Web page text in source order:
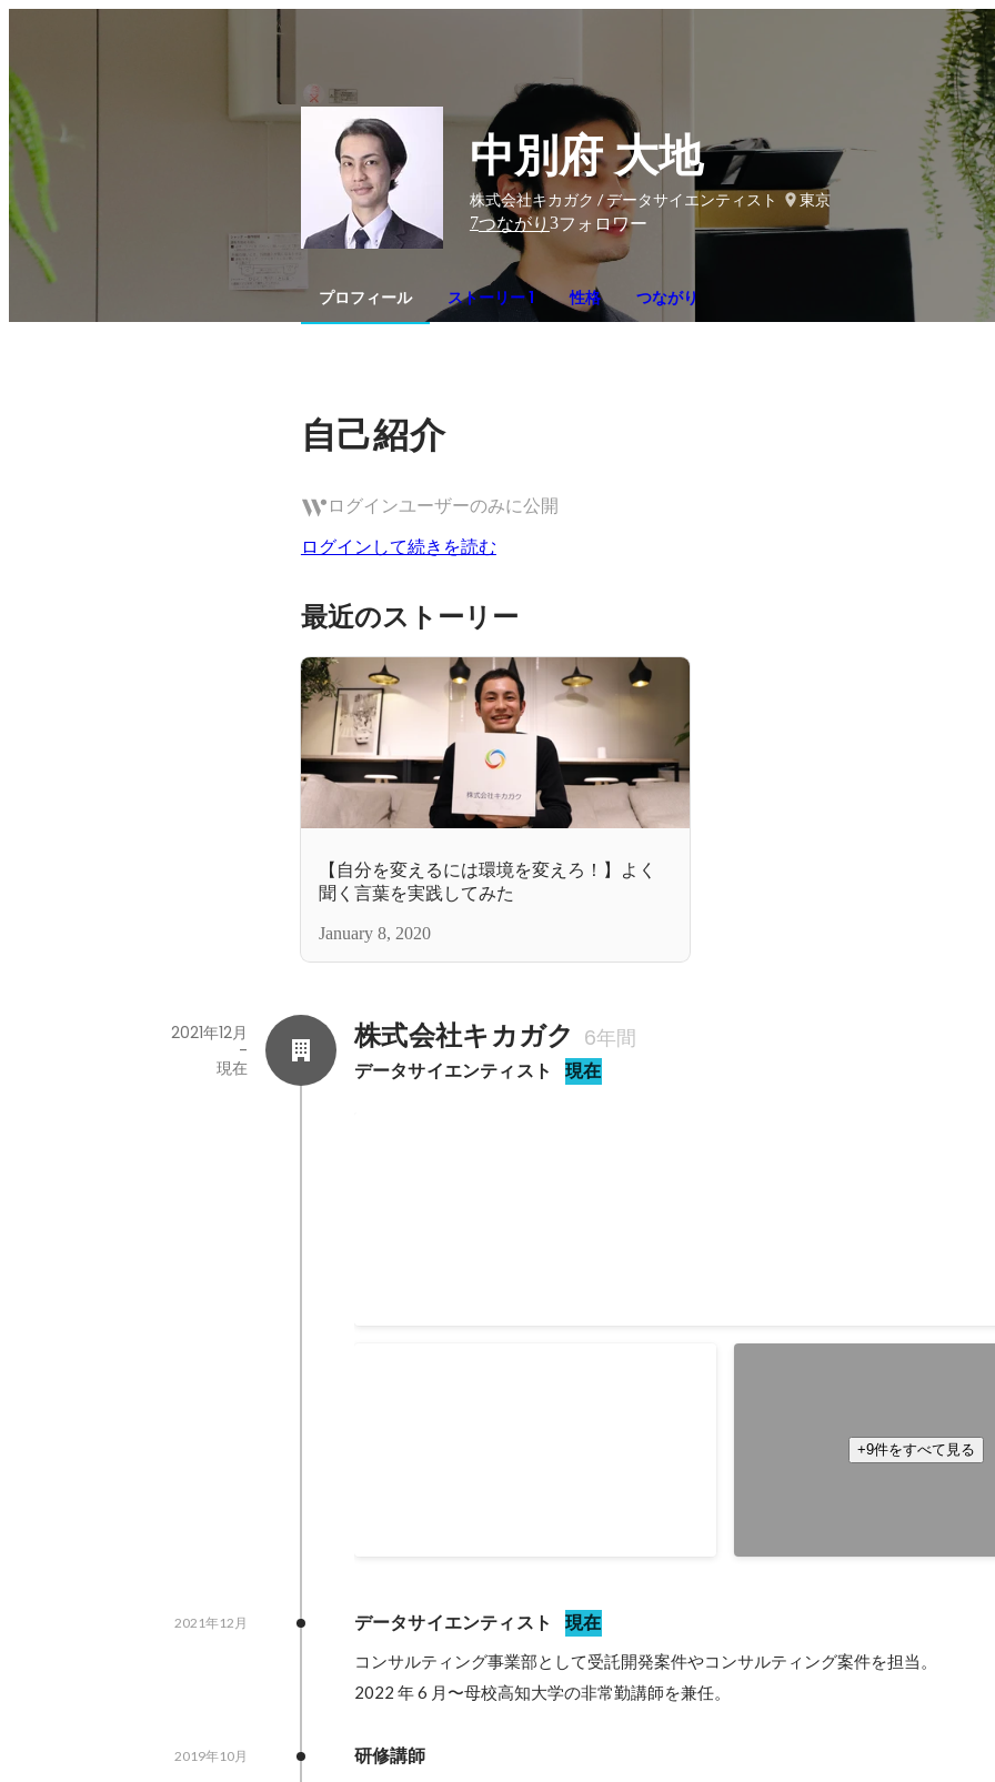
中別府 大地
株式会社キカガク / データサイエンティスト
東京
7つながり 3フォロワー
プロフィール ストーリー 1 性格 つながり
自己紹介
ログインユーザーのみに公開
ログインして続きを読む
最近のストーリー
【自分を変えるには環境を変えろ！】よく
聞く言葉を実践してみた
January 8, 2020
株式会社キカガク 6年間
データサイエンティスト 現在
2021年12月
-
現在
を用いた分析と社員のエンゲージ
+9件をすべて見る
データサイエンティスト 現在
2021年12月
コンサルティング事業部として受託開発案件やコンサルティング案件を担当。
2022 年 6 月〜母校高知大学の非常勤講師を兼任。
研修講師
2019年10月